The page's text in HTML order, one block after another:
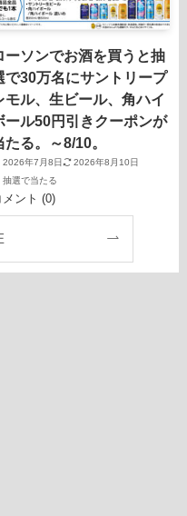
ーソンでお酒を買うと抽
で30万名にサントリープ
モル、生ビール、角ハイ
ール50円引きクーポンが
たる。～8/10。
2026年7月8日
2026年8月10日
抽選で当たる
メント (0)